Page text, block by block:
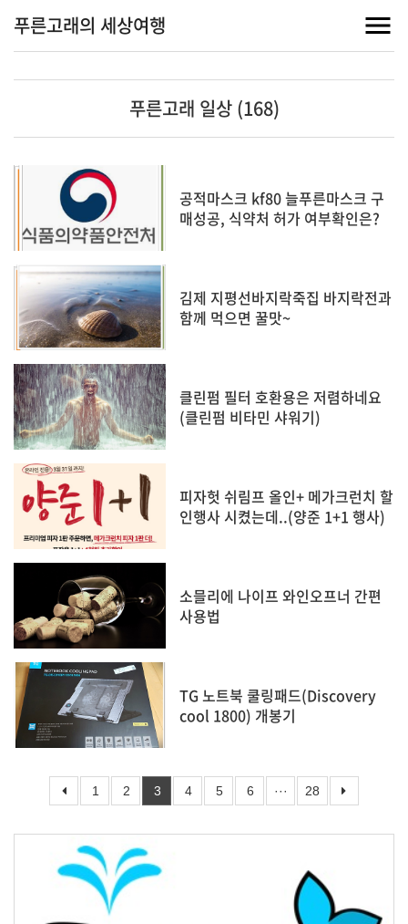
푸른고래의 세상여행
푸른고래 일상 (168)
공적마스크 kf80 늘푸른마스크 구
매성공, 식약처 허가 여부확인은?
김제 지평선바지락죽집 바지락전과
함께 먹으면 꿀맛~
클린펌 필터 호환용은 저렴하네요
(클린펌 비타민 샤워기)
피자헛 쉬림프 올인+ 메가크런치 할
인행사 시켰는데..(양준 1+1 행사)
소믈리에 나이프 와인오프너 간편
사용법
TG 노트북 쿨링패드(Discovery
cool 1800) 개봉기
1 2 3 4 5 6 ··· 28